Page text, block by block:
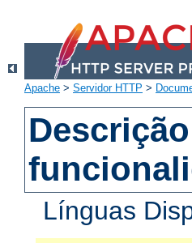
Apache > Servidor HTTP >
Línguas